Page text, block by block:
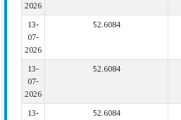
2026
13-
07-
2026
52.6084
13-
07-
2026
52.6084
13-
52.6084